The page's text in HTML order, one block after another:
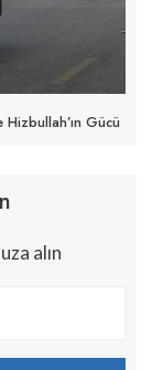
Gücü
alın